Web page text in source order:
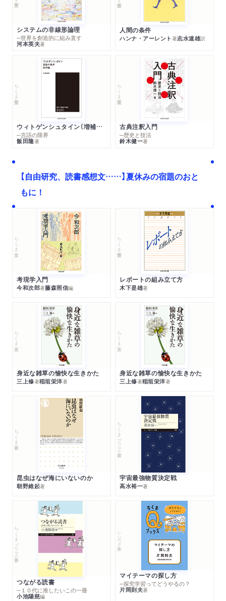
システムの非線形論理
─世界を創造的に組み直す
河本英夫著
人間の条件
ハンナ・アーレント 著志水速雄訳
ちくま学芸文庫
ウィトゲンシュタイン〔増補新版〕
─言語の限界
飯田隆著
ちくま学芸文庫
古典注釈入門
─歴史と技法
鈴木健一著
【自由研究、読書感想文……】夏休みの宿題のおと
もに！
ちくま文庫
考現学入門
今和次郎著藤森照信編
ちくま学芸文庫
レポートの組み立て方
木下是雄著
ちくま文庫
身近な雑草の愉快な生きかた
三上修著稲垣栄洋著
ちくま文庫
身近な雑草の愉快な生きかた
三上修著稲垣栄洋著
ちくま新書
昆虫はなぜ海にいないのか
朝野維起著
ちくまプリマー新書
宇宙最強物質決定戦
高水裕一著
ちくまプリマー新書
つながる読書
─１０代に推したいこの一冊
小池陽慈編
シリーズ・全集
マイテーマの探し方
─探究学習ってどうやるの？
片岡則夫著